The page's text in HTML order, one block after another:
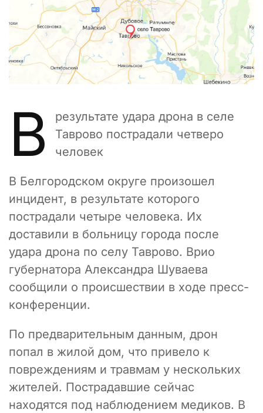
В
результате удара дрона в селе
Таврово пострадали четверо
человек
В Белгородском округе произошел
инцидент, в результате которого
пострадали четыре человека. Их
доставили в больницу города после
удара дрона по селу Таврово. Врио
губернатора Александра Шуваева
сообщили о происшествии в ходе пресс-
конференции.
По предварительным данным, дрон
попал в жилой дом, что привело к
повреждениям и травмам у нескольких
жителей. Пострадавшие сейчас
находятся под наблюдением медиков. В